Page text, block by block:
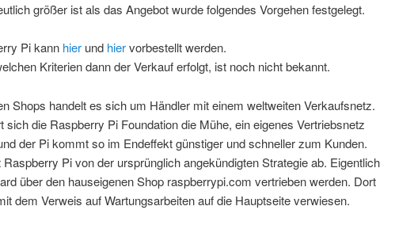
größer ist als das Angebot wurde folgendes Vorgehen festgelegt.
Pi kann hier und hiervorbestellt werden.
Kriterien dann der Verkauf erfolgt, ist noch nicht bekannt.
Shops handelt es sich um Händler mit einem weltweiten Verkaufsnetz.
sich die Raspberry Pi Foundation die Mühe, ein eigenes Vertriebsnetz
der Pi kommt so im Endeffekt günstiger und schneller zum Kunden.
Pi von der ursprünglich angekündigten Strategie ab. Eigentlich
über den hauseigenen Shop raspberrypi.com vertrieben werden. Dort
dem Verweis auf Wartungsarbeiten auf die Hauptseite verwiesen.